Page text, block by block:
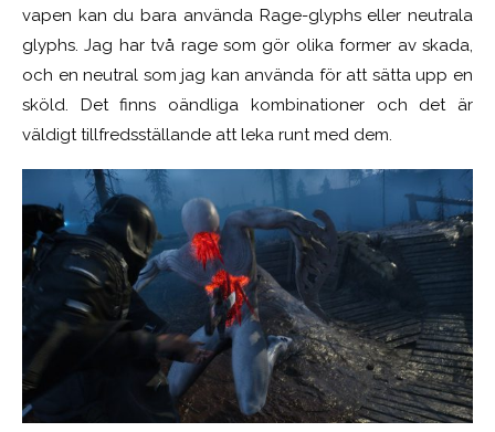
vapen kan du bara använda Rage-glyphs eller neutrala
glyphs. Jag har två rage som gör olika former av skada,
och en neutral som jag kan använda för att sätta upp en
sköld. Det finns oändliga kombinationer och det är
väldigt tillfredsställande att leka runt med dem.